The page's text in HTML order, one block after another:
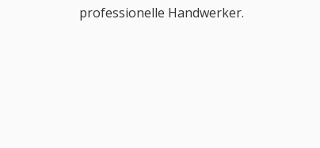
professionelle Handwerker.